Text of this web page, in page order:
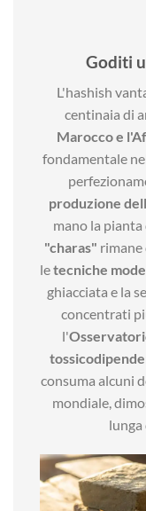
Goditi
L'hashish
centinaia di
Marocco e
fondamentale
produzione
mano la
"charas" rimane
letecniche
ghiacciata e la
concentrati
l'
consuma alcuni
mondiale,